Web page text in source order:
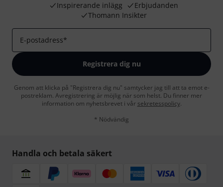
Inspirerande inlägg
Erbjudanden
Thomann Insikter
E-postadress*
Registrera dig nu
Genom att klicka på "Registrera dig nu" samtycker jag till att ta emot e-
postreklam. Avregistrering är möjlig när som helst. Du finner mer
information om nyhetsbrevet i vår sekretesspolicy.
* Nödvändig
Handla och betala säkert